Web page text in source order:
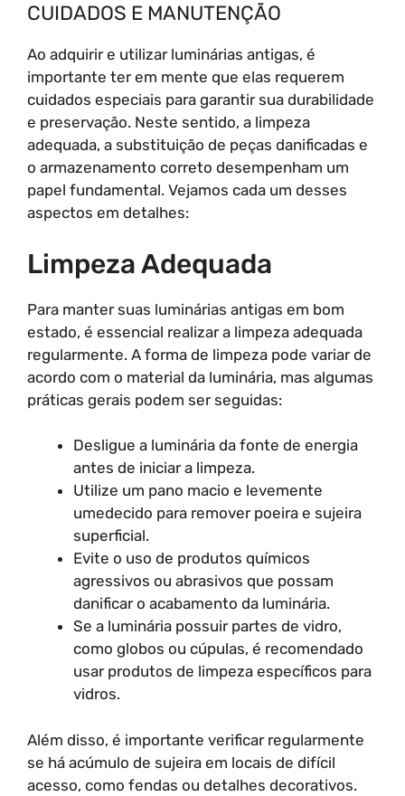
CUIDADOS E MANUTENÇÃO
Ao adquirir e utilizar luminárias antigas, é
importante ter em mente que elas requerem
cuidados especiais para garantir sua durabilidade
e preservação. Neste sentido, a limpeza
adequada, a substituição de peças danificadas e
o armazenamento correto desempenham um
papel fundamental. Vejamos cada um desses
aspectos em detalhes:
Limpeza Adequada
Para manter suas luminárias antigas em bom
estado, é essencial realizar a limpeza adequada
regularmente. A forma de limpeza pode variar de
acordo com o material da luminária, mas algumas
práticas gerais podem ser seguidas:
Desligue a luminária da fonte de energia
antes de iniciar a limpeza.
Utilize um pano macio e levemente
umedecido para remover poeira e sujeira
superficial.
Evite o uso de produtos químicos
agressivos ou abrasivos que possam
danificar o acabamento da luminária.
Se a luminária possuir partes de vidro,
como globos ou cúpulas, é recomendado
usar produtos de limpeza específicos para
vidros.
Além disso, é importante verificar regularmente
se há acúmulo de sujeira em locais de difícil
acesso, como fendas ou detalhes decorativos.